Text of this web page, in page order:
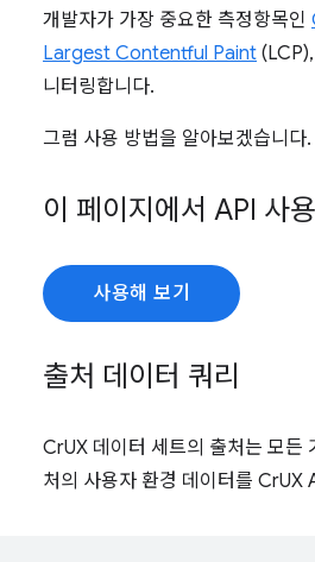
개발자가 가장 중요한 측정항목인
Largest Contentful Paint (LCP),
니터링합니다.
그럼 사용 방법을 알아보겠습니다.
이 페이지에서 API 사
사용해 보기
출처 데이터 쿼리
CrUX 데이터 세트의 출처는 모든
처의 사용자 환경 데이터를 CrUX